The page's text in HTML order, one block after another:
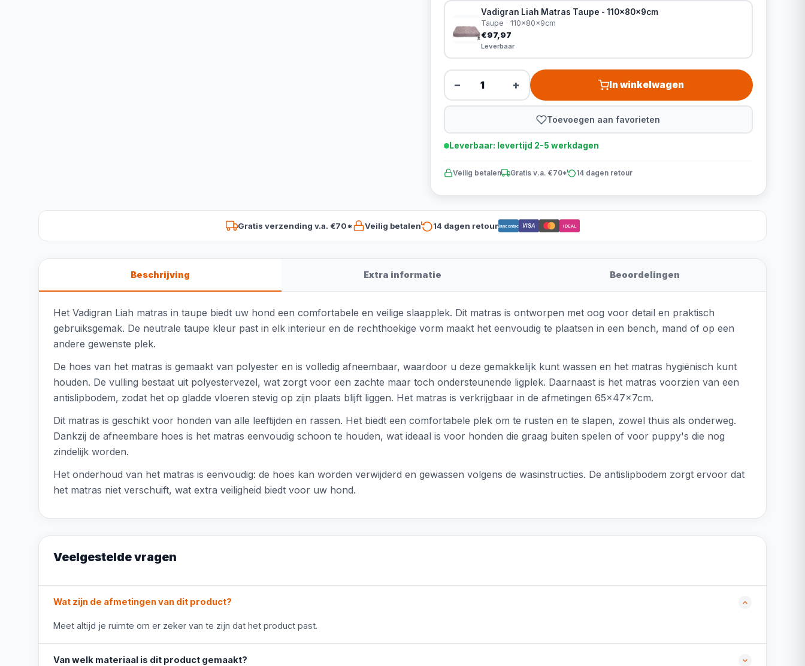
Vadigran Liah Matras Taupe - 110x80x9cm
Taupe · 110x80x9cm
€97,97
Leverbaar
− + In winkelwagen
Toevoegen aan favorieten
Leverbaar: levertijd 2-5 werkdagen
Veilig betalen Gratis v.a. €70* 14 dagen retour
Gratis verzending v.a. €70* Veilig betalen 14 dagen retourBancontact VISA iDEAL
Beschrijving Extra informatie Beoordelingen
Het Vadigran Liah matras in taupe biedt uw hond een comfortabele en veilige slaapplek. Dit matras is ontworpen met oog voor detail en praktisch
gebruiksgemak. De neutrale taupe kleur past in elk interieur en de rechthoekige vorm maakt het eenvoudig te plaatsen in een bench, mand of op een
andere gewenste plek.
De hoes van het matras is gemaakt van polyester en is volledig afneembaar, waardoor u deze gemakkelijk kunt wassen en het matras hygiënisch kunt
houden. De vulling bestaat uit polyestervezel, wat zorgt voor een zachte maar toch ondersteunende ligplek. Daarnaast is het matras voorzien van een
antislipbodem, zodat het op gladde vloeren stevig op zijn plaats blijft liggen. Het matras is verkrijgbaar in de afmetingen 65x47x7cm.
Dit matras is geschikt voor honden van alle leeftijden en rassen. Het biedt een comfortabele plek om te rusten en te slapen, zowel thuis als onderweg.
Dankzij de afneembare hoes is het matras eenvoudig schoon te houden, wat ideaal is voor honden die graag buiten spelen of voor puppy's die nog
zindelijk worden.
Het onderhoud van het matras is eenvoudig: de hoes kan worden verwijderd en gewassen volgens de wasinstructies. De antislipbodem zorgt ervoor dat
het matras niet verschuift, wat extra veiligheid biedt voor uw hond.
Veelgestelde vragen
Wat zijn de afmetingen van dit product?
Meet altijd je ruimte om er zeker van te zijn dat het product past.
Van welk materiaal is dit product gemaakt?